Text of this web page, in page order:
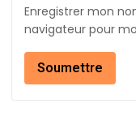
Enregistrer mon
navigateur pour